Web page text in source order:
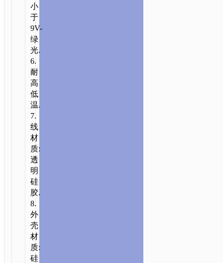
小
于
9V-
绿
光.
6.
耐
高
低
温.
7.
线
材
质:
透
明
硅
胶.
8.
外
壳
材
质:
硅